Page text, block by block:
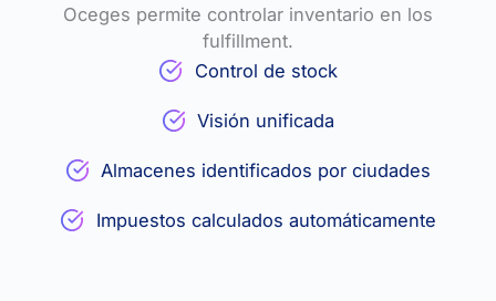
Oceges permite controlar inventario en los
fulfillment.
Control de stock
Visión unificada
Almacenes identificados por ciudades
Impuestos calculados automáticamente